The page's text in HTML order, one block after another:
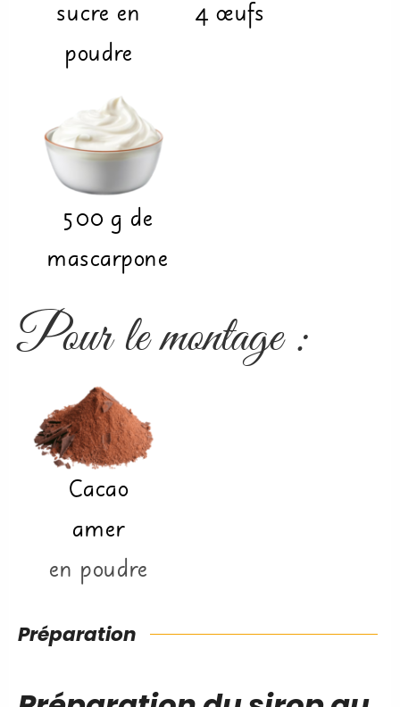
sucre en
poudre
4 œufs
500 g de
mascarpone
Pour le montage :
Cacao
amer
en poudre
Préparation